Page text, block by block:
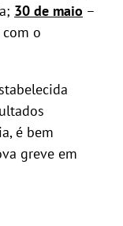
30 de maio –
o
é bem
greve em